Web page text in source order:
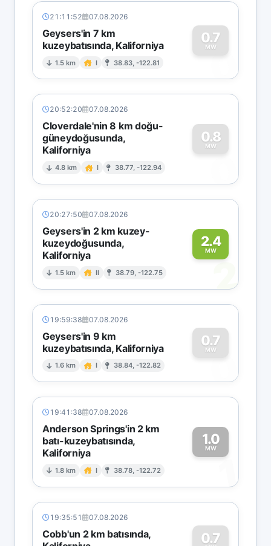
21:11:52 07.08.2026
Geysers'in 7 km
kuzeybatısında, Kaliforniya
1.5 km I 38.83, -122.81
0.7
MW
0
20:52:20 07.08.2026
Cloverdale'nin 8 km doğu-
güneydoğusunda,
Kaliforniya
4.8 km I 38.77, -122.94
0.8
MW
0
20:27:50 07.08.2026
Geysers'in 2 km kuzey-
kuzeydoğusunda,
Kaliforniya
1.5 km II 38.79, -122.75
2.4
MW
2
19:59:38 07.08.2026
Geysers'in 9 km
kuzeybatısında, Kaliforniya
1.6 km I 38.84, -122.82
0.7
MW
0
19:41:38 07.08.2026
Anderson Springs'in 2 km
batı-kuzeybatısında,
Kaliforniya
1.8 km I 38.78, -122.72
1.0
MW
1
19:35:51 07.08.2026
Cobb'un 2 km batısında,
0.7